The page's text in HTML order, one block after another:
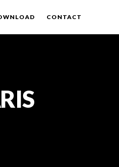
CONTACT